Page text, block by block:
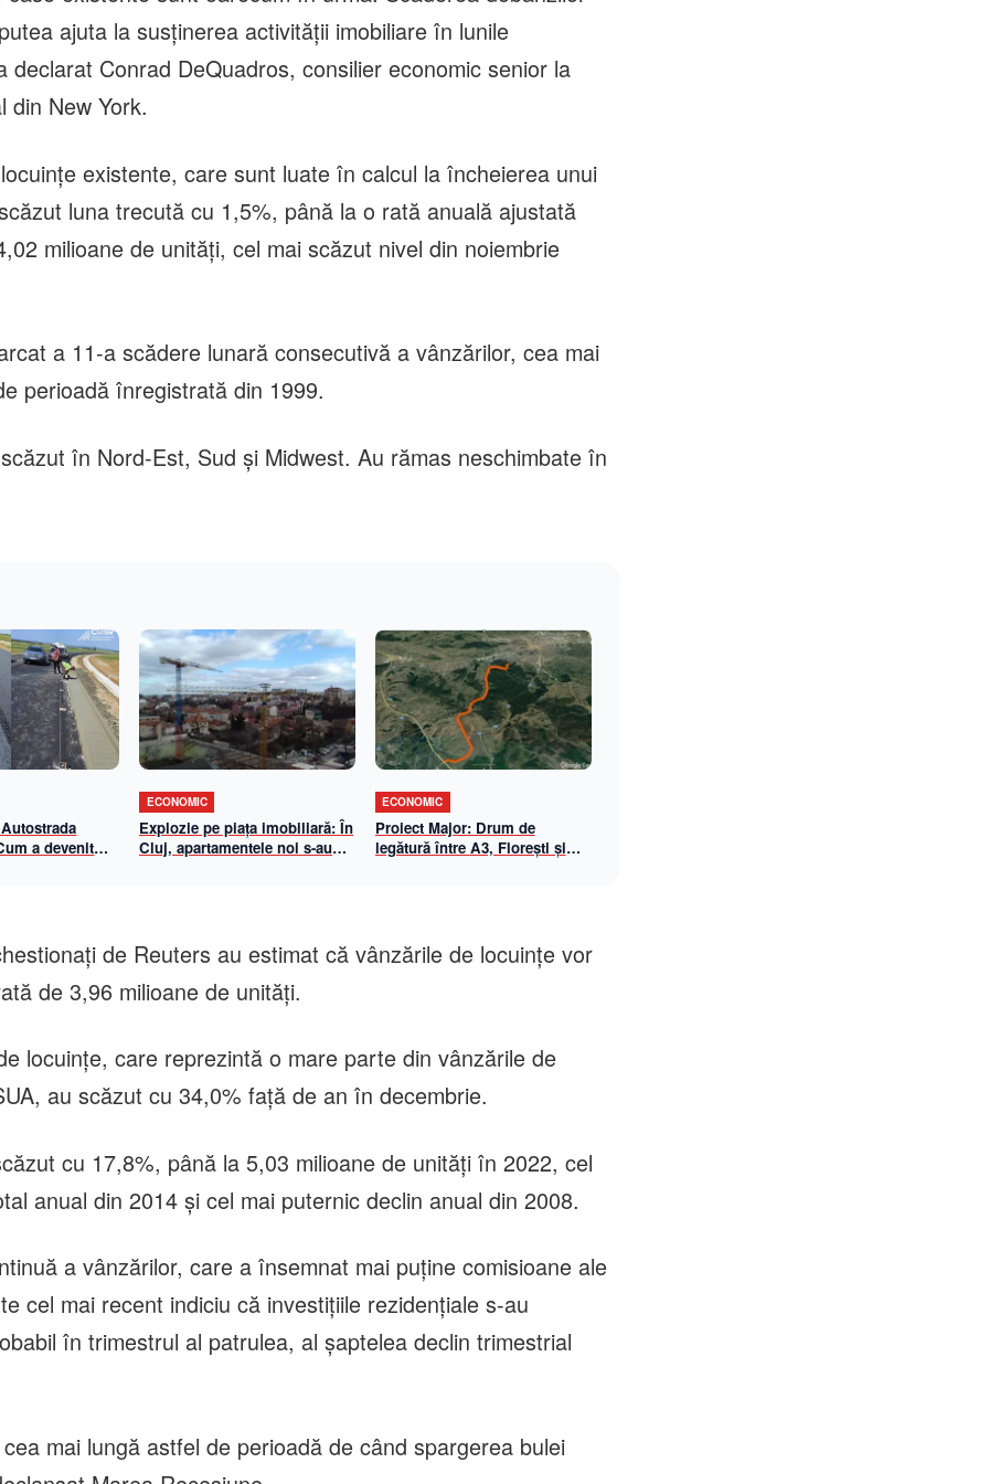
ajuta la susţinerea activităţii imobiliare în lunile
declarat Conrad DeQuadros, consilier economic senior la
din New York.
existente, care sunt luate în calcul la încheierea unui
luna trecută cu 1,5%, până la o rată anuală ajustată
milioane de unităţi, cel mai scăzut nivel din noiembrie
a 11-a scădere lunară consecutivă a vânzărilor, cea mai
perioadă înregistrată din 1999.
în Nord-Est, Sud şi Midwest. Au rămas neschimbate în
a devenit
ECONOMIC
Explozie pe piața imobiliară: În
Cluj, apartamentele noi s-au
ECONOMIC
Proiect Major: Drum de
legătură între A3, Florești și
de Reuters au estimat că vânzările de locuinţe vor
de 3,96 milioane de unităţi.
locuinţe, care reprezintă o mare parte din vânzările de
au scăzut cu 34,0% faţă de an în decembrie.
cu 17,8%, până la 5,03 milioane de unităţi în 2022, cel
anual din 2014 şi cel mai puternic declin anual din 2008.
a vânzărilor, care a însemnat mai puţine comisioane ale
cel mai recent indiciu că investiţiile rezidenţiale s-au
în trimestrul al patrulea, al şaptelea declin trimestrial
mai lungă astfel de perioadă de când spargerea bulei